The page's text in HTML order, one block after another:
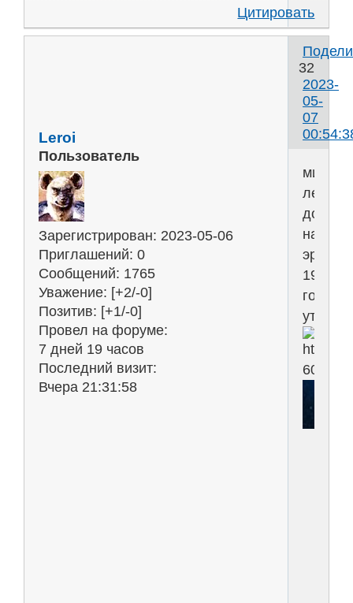
Цитировать
32
2023-
05-
07
Leroi
Пользователь
Зарегистрирован: 2023-05-06
Приглашений: 0
Сообщений: 1765
Уважение: [+2/-0]
Позитив: [+1/-0]
Провел на форуме:
7 дней 19 часов
Последний визит:
Вчера 21:31:58
лет
до
нашей
эры
1966
говард
утка